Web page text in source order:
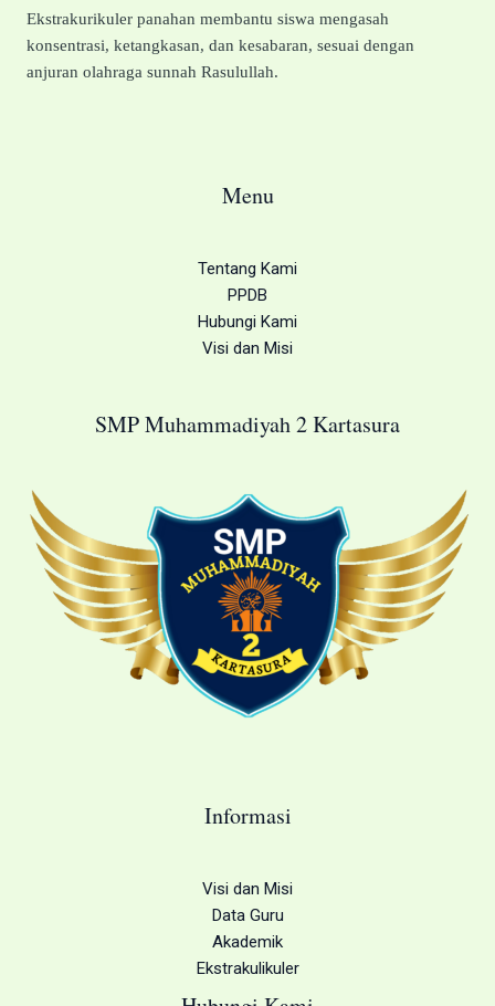
Ekstrakurikuler panahan membantu siswa mengasah
konsentrasi, ketangkasan, dan kesabaran, sesuai dengan
anjuran olahraga sunnah Rasulullah.
Menu
Tentang Kami
PPDB
Hubungi Kami
Visi dan Misi
SMP Muhammadiyah 2 Kartasura
Informasi
Visi dan Misi
Data Guru
Akademik
Ekstrakulikuler